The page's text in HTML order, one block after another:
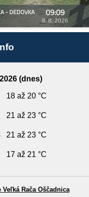
- DEDOVKA
09:09
8. 8. 2026
(dnes)
18 až 20 °C
21 až 23 °C
21 až 23 °C
17 až 21 °C
Veľká Rača Oščadnica